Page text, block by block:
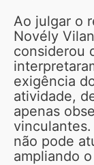
Ao julgar o
Novély
considerou
exigência
atividade,
apenas
não pode
ampliando